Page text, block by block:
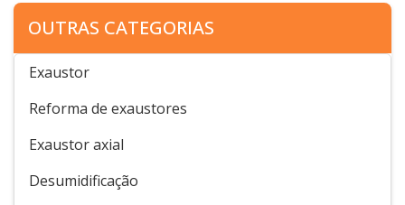
OUTRAS CATEGORIAS
Exaustor
Reforma de exaustores
Exaustor axial
Desumidificação